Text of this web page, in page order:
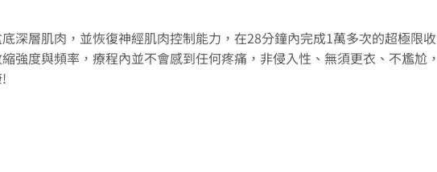
深層肌肉，並恢復神經肌肉控制能力，在28分鐘內完成1萬多次的超極限收
強度與頻率，療程內並不會感到任何疼痛，非侵入性、無須更衣、不尷尬，